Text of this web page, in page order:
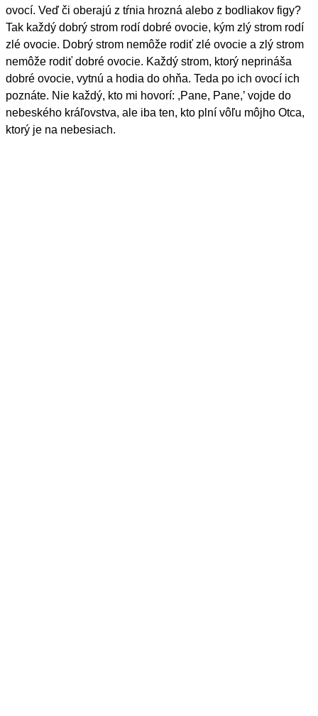
ovocí. Veď či oberajú z tŕnia hrozná alebo z bodliakov figy?
Tak každý dobrý strom rodí dobré ovocie, kým zlý strom rodí
zlé ovocie. Dobrý strom nemôže rodiť zlé ovocie a zlý strom
nemôže rodiť dobré ovocie. Každý strom, ktorý neprináša
dobré ovocie, vytnú a hodia do ohňa. Teda po ich ovocí ich
poznáte. Nie každý, kto mi hovorí: ,Pane, Pane,’ vojde do
nebeského kráľovstva, ale iba ten, kto plní vôľu môjho Otca,
ktorý je na nebesiach.